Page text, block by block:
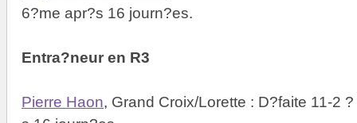
6?me apr?s 16 journ?es.
Entra?neur en R3
Pierre Haon, Grand Croix/Lorette : D?faite 11-2